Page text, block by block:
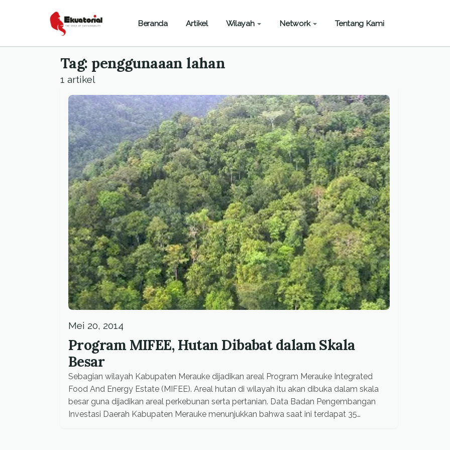
Beranda Artikel Wilayah Network Tentang Kami
Tag: penggunaaan lahan
1 artikel
Mei 20, 2014
Program MIFEE, Hutan Dibabat dalam Skala
Besar
Sebagian wilayah Kabupaten Merauke dijadikan areal Program Merauke Integrated
Food And Energy Estate (MIFEE). Areal hutan di wilayah itu akan dibuka dalam skala
besar guna dijadikan areal perkebunan serta pertanian. Data Badan Pengembangan
Investasi Daerah Kabupaten Merauke menunjukkan bahwa saat ini terdapat 35